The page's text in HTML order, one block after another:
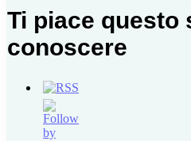
Ti piace questo
conoscere